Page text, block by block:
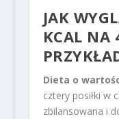
JAK
KCAL NA
Dieta o
cztery posiłki w
zbilansowana i